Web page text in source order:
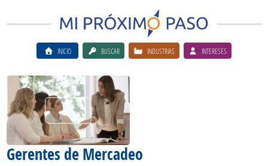
INICIO BUSCAR INDUSTRIAS INTERESES
Gerentes de Mercadeo
Ver el vίdeo de la carrera